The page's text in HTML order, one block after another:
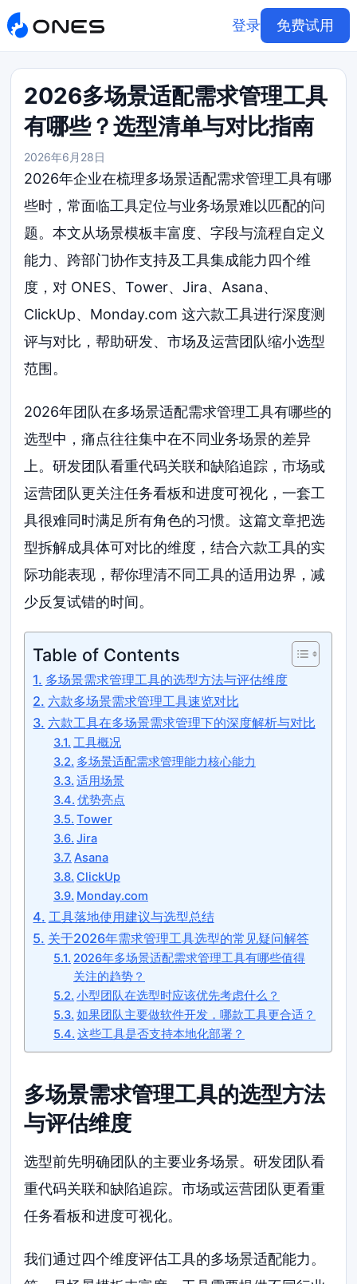
登录 免费试用
2026多场景适配需求管理工具
有哪些？选型清单与对比指南
2026年6月28日
2026年企业在梳理多场景适配需求管理工具有哪
些时，常面临工具定位与业务场景难以匹配的问
题。本文从场景模板丰富度、字段与流程自定义
能力、跨部门协作支持及工具集成能力四个维
度，对 ONES、Tower、Jira、Asana、
ClickUp、Monday.com 这六款工具进行深度测
评与对比，帮助研发、市场及运营团队缩小选型
范围。
2026年团队在多场景适配需求管理工具有哪些的
选型中，痛点往往集中在不同业务场景的差异
上。研发团队看重代码关联和缺陷追踪，市场或
运营团队更关注任务看板和进度可视化，一套工
具很难同时满足所有角色的习惯。这篇文章把选
型拆解成具体可对比的维度，结合六款工具的实
际功能表现，帮你理清不同工具的适用边界，减
少反复试错的时间。
Table of Contents
多场景需求管理工具的选型方法与评估维度
六款多场景需求管理工具速览对比
六款工具在多场景需求管理下的深度解析与对比
工具概况
多场景适配需求管理能力核心能力
适用场景
优势亮点
Tower
Jira
Asana
ClickUp
Monday.com
工具落地使用建议与选型总结
关于2026年需求管理工具选型的常见疑问解答
2026年多场景适配需求管理工具有哪些值得
关注的趋势？
小型团队在选型时应该优先考虑什么？
如果团队主要做软件开发，哪款工具更合适？
这些工具是否支持本地化部署？
多场景需求管理工具的选型方法
与评估维度
选型前先明确团队的主要业务场景。研发团队看
重代码关联和缺陷追踪。市场或运营团队更看重
任务看板和进度可视化。
我们通过四个维度评估工具的多场景适配能力。